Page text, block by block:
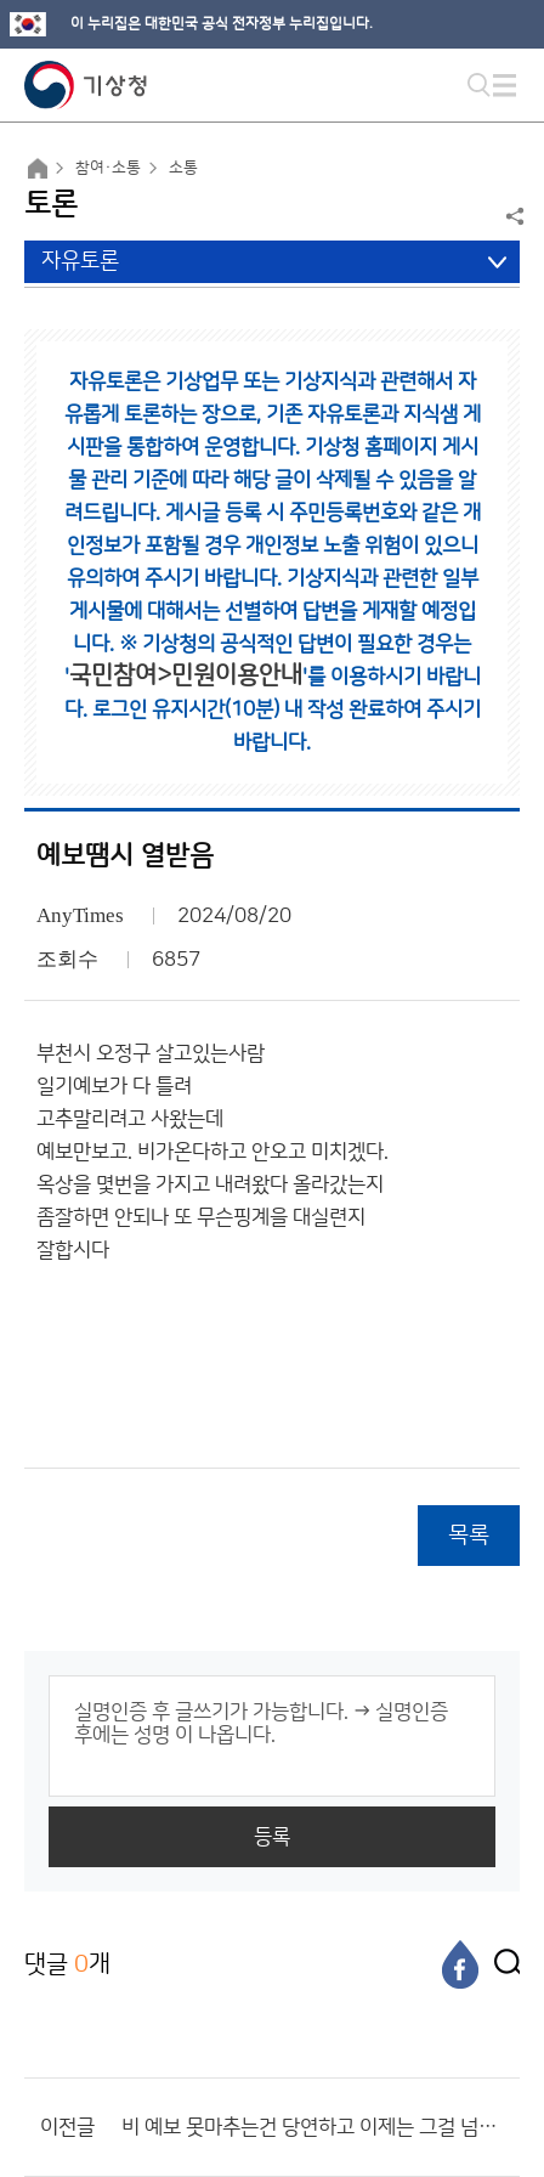
이 누리집은 대한민국 공식 전자정부 누리집입니다.
참여·소통 소통
토론
자유토론
자유토론은 기상업무 또는 기상지식과 관련해서 자
유롭게 토론하는 장으로, 기존 자유토론과 지식샘 게
시판을 통합하여 운영합니다. 기상청 홈페이지 게시
물 관리 기준에 따라 해당 글이 삭제될 수 있음을 알
려드립니다. 게시글 등록 시 주민등록번호와 같은 개
인정보가 포함될 경우 개인정보 노출 위험이 있으니
유의하여 주시기 바랍니다. 기상지식과 관련한 일부
게시물에 대해서는 선별하여 답변을 게재할 예정입
니다. ※ 기상청의 공식적인 답변이 필요한 경우는
'국민참여>민원이용안내 '를 이용하시기 바랍니
다. 로그인 유지시간(10분) 내 작성 완료하여 주시기
바랍니다.
예보땜시 열받음
AnyTimes 2024/08/20
조회수 6857
부천시 오정구 살고있는사람
일기예보가 다 틀려
고추말리려고 사왔는데
예보만보고. 비가온다하고 안오고 미치겠다.
옥상을 몇번을 가지고 내려왔다 올라갔는지
좀잘하면 안되나 또 무슨핑계을 대실련지
잘합시다
목록
등록
댓글 0개
이전글 비 예보 못마추는건 당연하고 이제는 그걸 넘어서서..